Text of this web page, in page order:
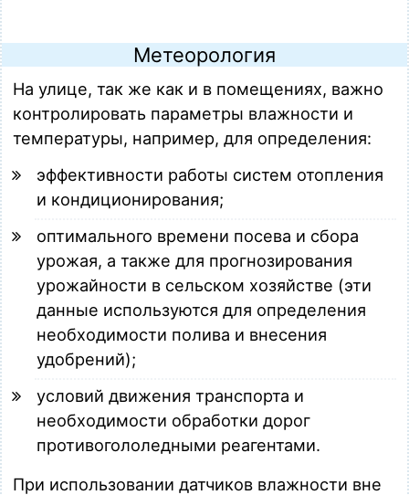
Метеорология
На улице, так же как и в помещениях, важно
контролировать параметры влажности и
температуры, например, для определения:
эффективности работы систем отопления
и кондиционирования;
оптимального времени посева и сбора
урожая, а также для прогнозирования
урожайности в сельском хозяйстве (эти
данные используются для определения
необходимости полива и внесения
удобрений);
условий движения транспорта и
необходимости обработки дорог
противогололедными реагентами.
При использовании датчиков влажности вне